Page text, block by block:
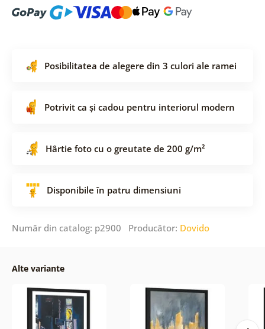
Posibilitatea de alegere din 3 culori ale ramei
Potrivit ca și cadou pentru interiorul modern
Hârtie foto cu o greutate de 200 g/m²
Disponibile în patru dimensiuni
Număr din catalog: p2900 Producător: Dovido
Alte variante